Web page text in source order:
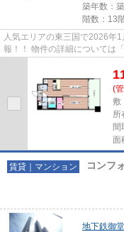
築年数：
階数：13
人気エリアの東三国で2026年
報！！ 物件の詳細については
(
敷
所
間
面
賃貸｜マンション コンフ
地下鉄御